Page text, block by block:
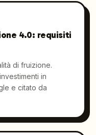
4.0: requisiti
di fruizione.
in
e citato da